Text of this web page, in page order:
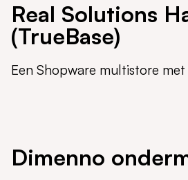
Real Solutions
(TrueBase)
Een Shopware multistore
Dimenno